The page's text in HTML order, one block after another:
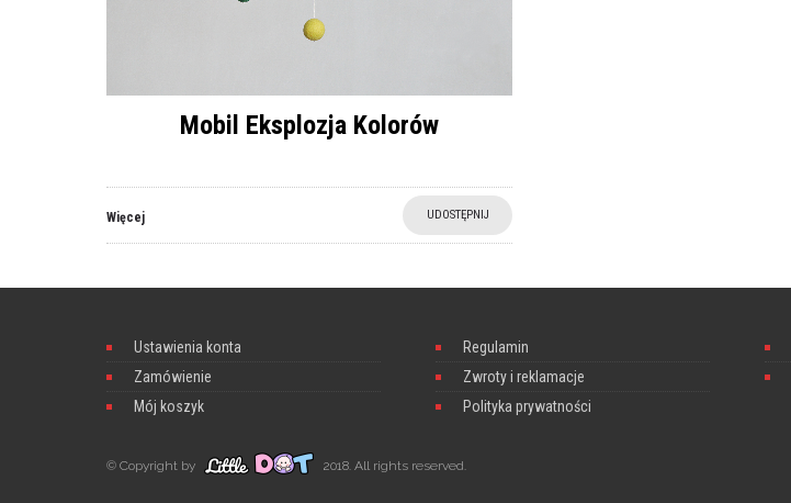
Mobil Eksplozja Kolorów
Więcej UDOSTĘPNIJ
Ustawienia konta
Zamówienie
Mój koszyk
Regulamin
Zwroty i reklamacje
Polityka prywatności
© Copyright by 2018. All rights reserved.